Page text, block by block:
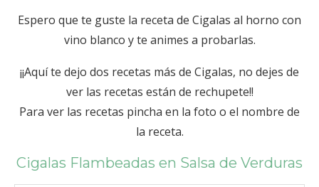
Espero que te guste la receta de Cigalas al horno con
vino blanco y te animes a probarlas.
¡¡Aquí te dejo dos recetas más de Cigalas, no dejes de
ver las recetas están de rechupete!!
Para ver las recetas pincha en la foto o el nombre de
la receta.
Cigalas Flambeadas en Salsa de Verduras